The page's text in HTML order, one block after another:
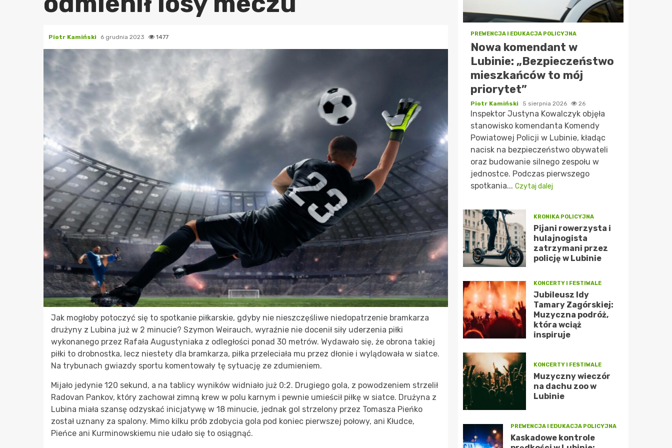
Piotr Kamiński 6 grudnia 2023 1477
Jak mogłoby potoczyć się to spotkanie piłkarskie, gdyby nie nieszczęśliwe niedopatrzenie bramkarza
drużyny z Lubina już w 2 minucie? Szymon Weirauch, wyraźnie nie docenił siły uderzenia piłki
wykonanego przez Rafała Augustyniaka z odległości ponad 30 metrów. Wydawało się, że obrona takiej
piłki to drobnostka, lecz niestety dla bramkarza, piłka przeleciała mu przez dłonie i wylądowała w siatce.
Na trybunach gwiazdy sportu komentowały tę sytuację ze zdumieniem.
Mijało jedynie 120 sekund, a na tablicy wyników widniało już 0:2. Drugiego gola, z powodzeniem strzelił
Radovan Pankov, który zachował zimną krew w polu karnym i pewnie umieścił piłkę w siatce. Drużyna z
Lubina miała szansę odzyskać inicjatywę w 18 minucie, jednak gol strzelony przez Tomasza Pieńko
został uznany za spalony. Mimo kilku prób zdobycia gola pod koniec pierwszej połowy, ani Kłudce,
Pieńce ani Kurminowskiemu nie udało się to osiągnąć.
PREWENCJA I EDUKACJA POLICYJNA
Nowa komendant w
Lubinie: „Bezpieczeństwo
mieszkańców to mój
priorytet”
Piotr Kamiński 5 sierpnia 2026 26
Inspektor Justyna Kowalczyk objęła
stanowisko komendanta Komendy
Powiatowej Policji w Lubinie, kładąc
nacisk na bezpieczeństwo obywateli
oraz budowanie silnego zespołu w
jednostce. Podczas pierwszego
spotkania... Czytaj dalej
KRONIKA POLICYJNA
Pijani rowerzysta i
hulajnogista
zatrzymani przez
policję w Lubinie
KONCERTY I FESTIWALE
Jubileusz Idy
Tamary Zagórskiej:
Muzyczna podróż,
która wciąż
inspiruje
KONCERTY I FESTIWALE
Muzyczny wieczór
na dachu zoo w
Lubinie
PREWENCJA I EDUKACJA POLICYJNA
Kaskadowe kontrole